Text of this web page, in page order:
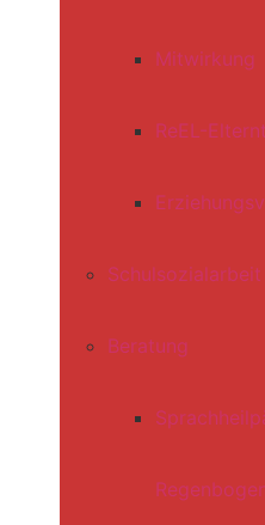
Mitwirkung
ReEL-
Schulsozialarbeit
Beratung